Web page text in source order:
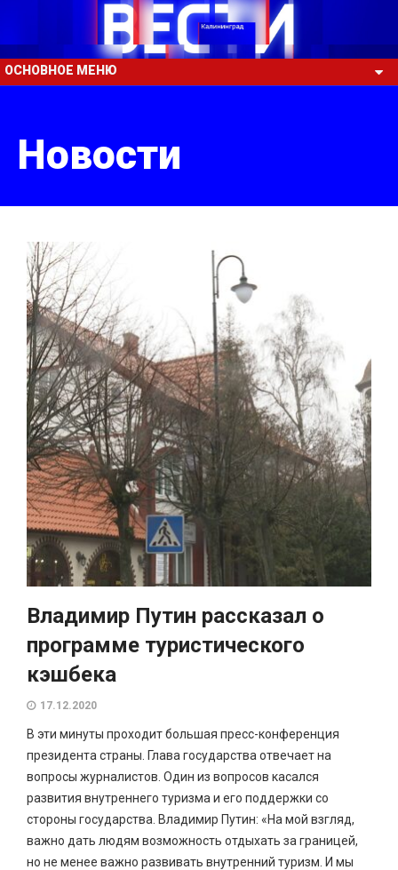
ОСНОВНОЕ МЕНЮ
Новости
Владимир Путин рассказал о
программе туристического
кэшбека
17.12.2020
В эти минуты проходит большая пресс-конференция
президента страны. Глава государства отвечает на
вопросы журналистов. Один из вопросов касался
развития внутреннего туризма и его поддержки со
стороны государства. Владимир Путин: «На мой взгляд,
важно дать людям возможность отдыхать за границей,
но не менее важно развивать внутренний туризм. И мы